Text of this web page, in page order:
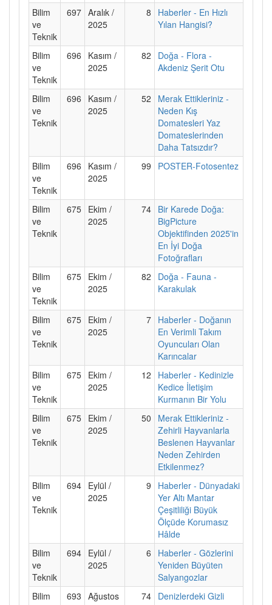
Bilim
ve
Teknik
697 Aralık /
2025
8
Haberler - En Hızlı
Yılan Hangisi?
Bilim
ve
Teknik
696
Kasım /
2025
82
Doğa - Flora -
Akdeniz Şerit Otu
Bilim
ve
Teknik
696
Kasım /
2025
52
Merak Ettikleriniz -
Neden Kış
Domatesleri Yaz
Domateslerinden
Daha Tatsızdır?
Bilim
ve
Teknik
696
Kasım /
2025
99 POSTER-Fotosentez
Bilim
ve
Teknik
675 Ekim /
2025
74 Bir Karede Doğa:
BigPicture
Objektifinden 2025'in
En İyi Doğa
Fotoğrafları
Bilim
ve
Teknik
675 Ekim /
2025
82
Doğa - Fauna -
Karakulak
Bilim
ve
Teknik
675 Ekim /
2025
7 Haberler - Doğanın
En Verimli Takım
Oyuncuları Olan
Karıncalar
Bilim
ve
Teknik
675 Ekim /
2025
12
Haberler - Kedinizle
Kedice İletişim
Kurmanın Bir Yolu
Bilim
ve
Teknik
675 Ekim /
2025
50
Merak Ettikleriniz -
Zehirli Hayvanlarla
Beslenen Hayvanlar
Neden Zehirden
Etkilenmez?
Bilim
ve
Teknik
694 Eylül /
2025
9
Haberler - Dünyadaki
Yer Altı Mantar
Çeşitliliği Büyük
Ölçüde Korumasız
Hâlde
Bilim
ve
Teknik
694 Eylül /
2025
6
Haberler - Gözlerini
Yeniden Büyüten
Salyangozlar
Bilim
693 Ağustos
74 Denizlerdeki Gizli